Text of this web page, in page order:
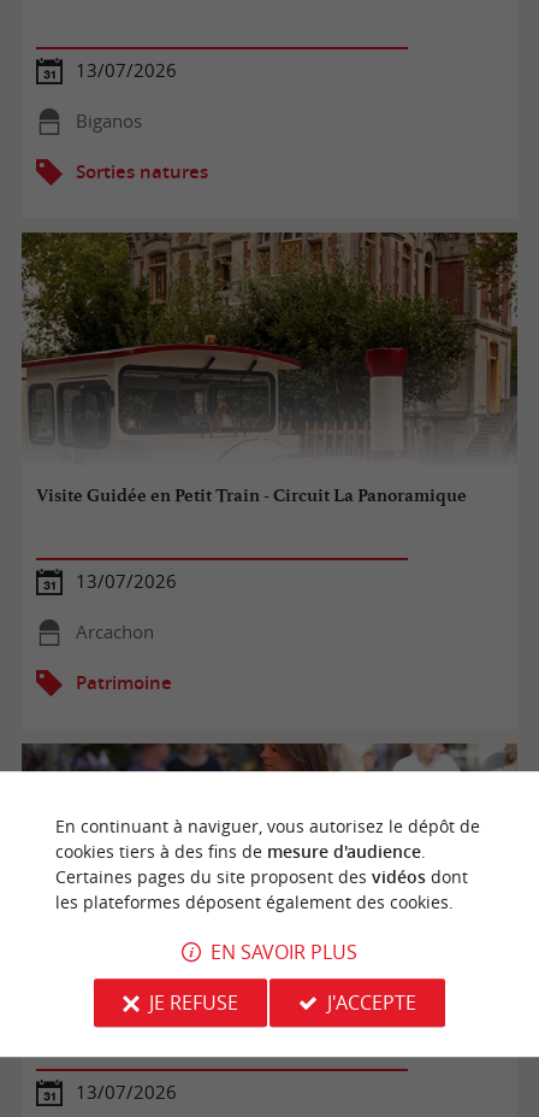
13/07/2026
Biganos
Sorties natures
Visite Guidée en Petit Train - Circuit La Panoramique
13/07/2026
Arcachon
Patrimoine
Marché d'Arcachon
13/07/2026
En continuant à naviguer, vous autorisez le dépôt de
cookies tiers à des fins de mesure d'audience.
Certaines pages du site proposent des vidéosdont
les plateformes déposent également des cookies.
EN SAVOIR PLUS
JE REFUSE
J'ACCEPTE